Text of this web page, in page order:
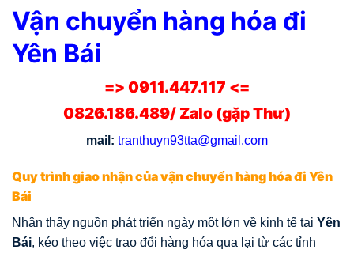
Vận chuyển hàng hóa đi
Yên Bái
=> 0911.447.117 <=
0826.186.489/ Zalo (gặp Thư)
mail: tranthuyn93tta@gmail.com
Quy trình giao nhận của vận chuyển hàng hóa đi Yên
Bái
Nhận thấy nguồn phát triển ngày một lớn về kinh tế tại Yên
Bái, kéo theo việc trao đổi hàng hóa qua lại từ các tỉnh